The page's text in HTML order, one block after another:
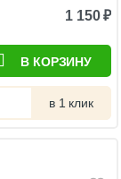
1 150₽
В КОРЗИНУ
в 1 клик